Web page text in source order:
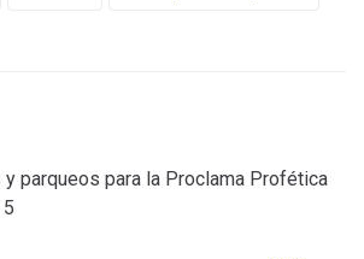
parqueos para la Proclama Profética